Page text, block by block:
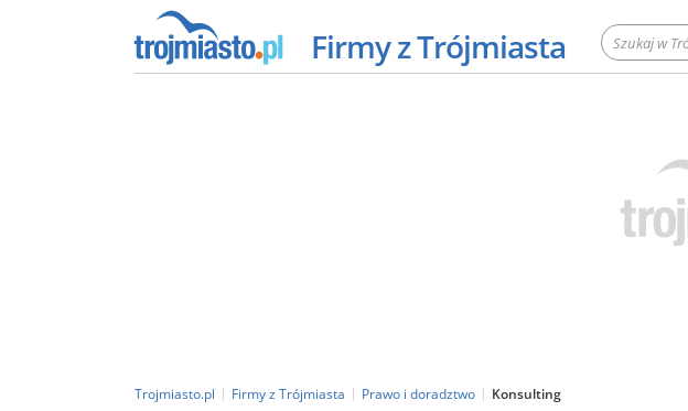
Firmy z Trójmiasta
Trojmiasto.pl Firmy z Trójmiasta Prawo i doradztwo Konsulting